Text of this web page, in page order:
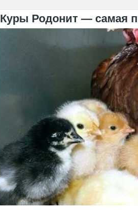
Куры Родонит — самая